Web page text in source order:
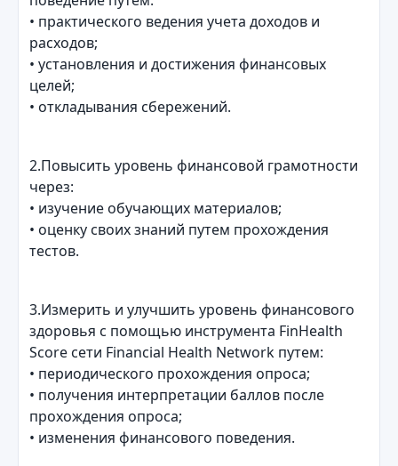
• практического ведения учета доходов и
расходов;
• установления и достижения финансовых
целей;
• откладывания сбережений.
2.Повысить уровень финансовой грамотности
через:
• изучение обучающих материалов;
• оценку своих знаний путем прохождения
тестов.
3.Измерить и улучшить уровень финансового
здоровья с помощью инструмента FinHealth
Score сети Financial Health Network путем:
• периодического прохождения опроса;
• получения интерпретации баллов после
прохождения опроса;
• изменения финансового поведения.